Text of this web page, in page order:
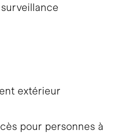
extérieur
pour personnes à